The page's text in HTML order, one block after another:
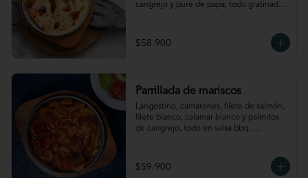
cangrejo y puré de papa, todo gratinado
$58.900
Parrillada de mariscos
Langostino, camarones, filete de salmón,
filete blanco, calamar blanco y palmitos
de cangrejo, todo en salsa bbq.
$59.900